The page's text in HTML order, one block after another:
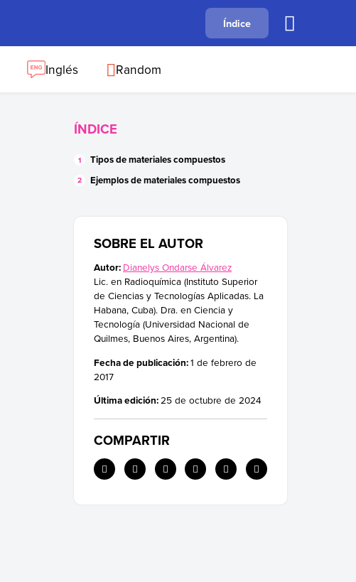
B C F
Índice
Inglés Random
ÍNDICE
Tipos de materiales compuestos
Ejemplos de materiales compuestos
SOBRE EL AUTOR
Autor: Dianelys Ondarse Álvarez
Lic. en Radioquímica (Instituto Superior
de Ciencias y Tecnologías Aplicadas. La
Habana, Cuba). Dra. en Ciencia y
Tecnología (Universidad Nacional de
Quilmes, Buenos Aires, Argentina).
Fecha de publicación:1 de febrero de
2017
Última edición:25 de octubre de 2024
COMPARTIR